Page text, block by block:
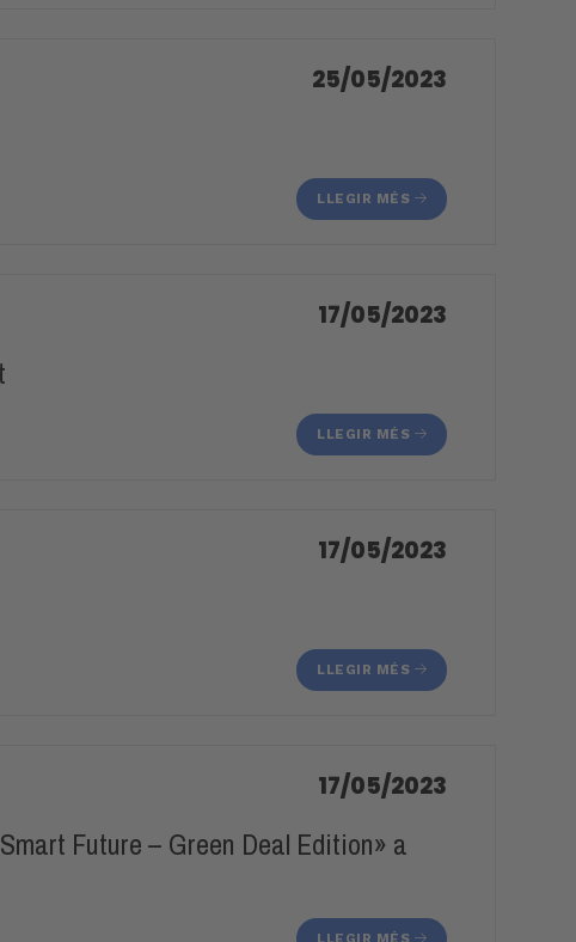
25/05/2023
LLEGIR MÉS
17/05/2023
LLEGIR MÉS
17/05/2023
LLEGIR MÉS
17/05/2023
Future – Green Deal Edition» a
LLEGIR MÉS